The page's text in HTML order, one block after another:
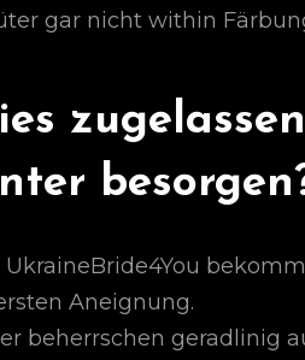
gar nicht within
Aneignung.
beherrschen geradlinig